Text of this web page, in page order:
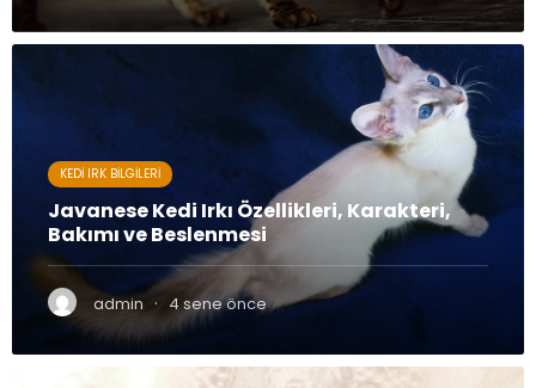
KEDI IRK BILGILERI
Javanese Kedi Irkı Özellikleri, Karakteri,
Bakımı ve Beslenmesi
admin · 4 sene önce